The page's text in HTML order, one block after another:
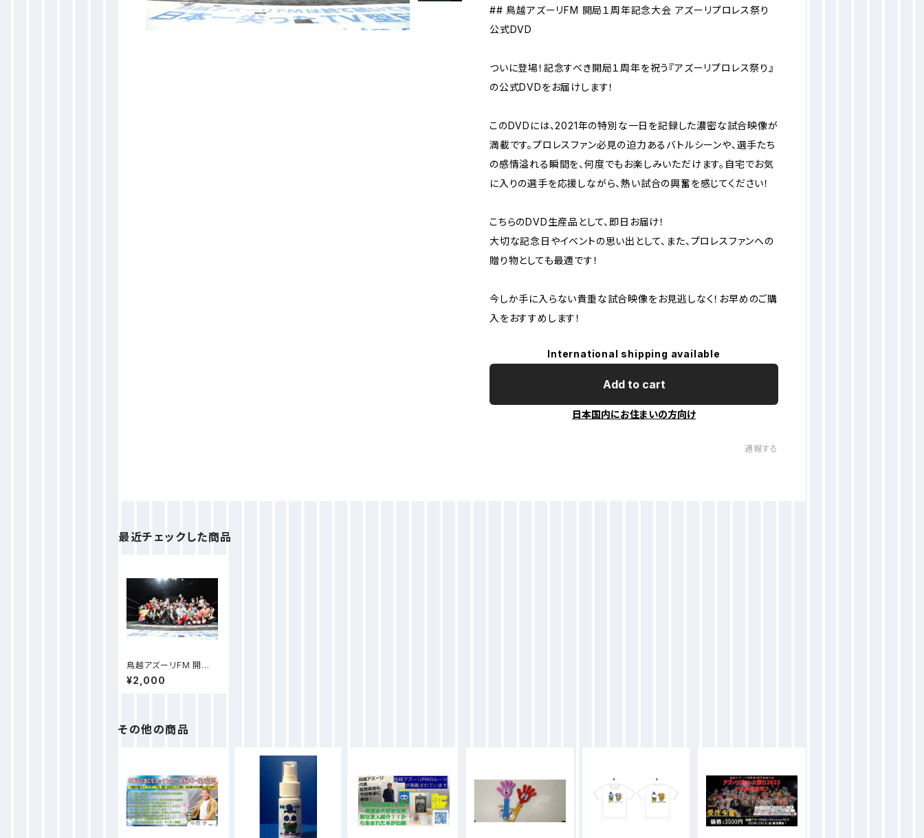
## 鳥越アズーリFM 開局１周年記念大会 アズーリプロレス祭り
公式DVD
ついに登場！記念すべき開局１周年を祝う『アズーリプロレス祭り』
の公式DVDをお届けします！
このDVDには、2021年の特別な一日を記録した濃密な試合映像が
満載です。プロレスファン必見の迫力あるバトルシーンや、選手たち
の感情溢れる瞬間を、何度でもお楽しみいただけます。自宅でお気
に入りの選手を応援しながら、熱い試合の興奮を感じてください！
こちらのDVD生産品として、即日お届け！
大切な記念日やイベントの思い出として、また、プロレスファンへの
贈り物としても最適です！
今しか手に入らない貴重な試合映像をお見逃しなく！お早めのご購
入をおすすめします！
International shipping available
Add to cart
日本国内にお住まいの方向け
通報する
最近チェックした商品
鳥越アズーリFM 開局１
周年記念大会 アズーリ
¥2,000
その他の商品